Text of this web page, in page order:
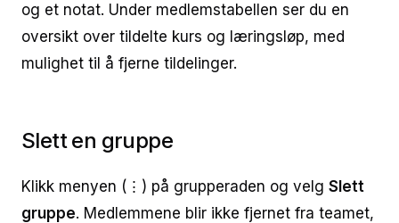
og et notat. Under medlemstabellen ser du en
oversikt over tildelte kurs og læringsløp, med
mulighet til å fjerne tildelinger.
Slett en gruppe
Klikk menyen (⋮) på grupperaden og velg Slett
gruppe. Medlemmene blir ikke fjernet fra teamet,